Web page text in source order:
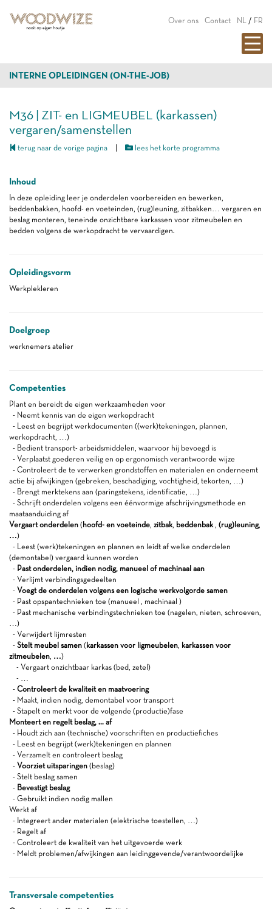
Over ons Contact NL / FR
INTERNE OPLEIDINGEN (ON-THE-JOB)
M36 | ZIT- en LIGMEUBEL (karkassen)
vergaren/samenstellen
terug naar de vorige pagina lees het korte programma
Inhoud
In deze opleiding leer je onderdelen voorbereiden en bewerken,
beddenbakken, hoofd- en voeteinden, (rug)leuning, zitbakken… vergaren en
beslag monteren, teneinde onzichtbare karkassen voor zitmeubelen en
bedden volgens de werkopdracht te vervaardigen.
Opleidingsvorm
Werkplekleren
Doelgroep
werknemers atelier
Competenties
Plant en bereidt de eigen werkzaamheden voor
- Neemt kennis van de eigen werkopdracht
- Leest en begrijpt werkdocumenten ((werk)tekeningen, plannen,
werkopdracht, …)
- Bedient transport- arbeidsmiddelen, waarvoor hij bevoegd is
- Verplaatst goederen veilig en op ergonomisch verantwoorde wijze
- Controleert de te verwerken grondstoffen en materialen en onderneemt
actie bij afwijkingen (gebreken, beschadiging, vochtigheid, tekorten, …)
- Brengt merktekens aan (paringstekens, identificatie, …)
- Schrijft onderdelen volgens een éénvormige afschrijvingsmethode en
maataanduiding af
Vergaart onderdelen (hoofd- en voeteinde, zitbak, beddenbak, (rug)leuning,
…)
- Leest (werk)tekeningen en plannen en leidt af welke onderdelen
(demontabel) vergaard kunnen worden
- Past onderdelen, indien nodig, manueel of machinaal aan
- Verlijmt verbindingsgedeelten
- Voegt de onderdelen volgens een logische werkvolgorde samen
- Past opspantechnieken toe (manueel , machinaal )
- Past mechanische verbindingstechnieken toe (nagelen, nieten, schroeven,
…)
- Verwijdert lijmresten
- Stelt meubel samen (karkassen voor ligmeubelen, karkassen voor
zitmeubelen, …)
- Vergaart onzichtbaar karkas (bed, zetel)
- …
- Controleert de kwaliteit en maatvoering
- Maakt, indien nodig, demontabel voor transport
- Stapelt en merkt voor de volgende (productie)fase
Monteert en regelt beslag, ... af
- Houdt zich aan (technische) voorschriften en productiefiches
- Leest en begrijpt (werk)tekeningen en plannen
- Verzamelt en controleert beslag
- Voorziet uitsparingen (beslag)
- Stelt beslag samen
- Bevestigt beslag
- Gebruikt indien nodig mallen
Werkt af
- Integreert ander materialen (elektrische toestellen, …)
- Regelt af
- Controleert de kwaliteit van het uitgevoerde werk
- Meldt problemen/afwijkingen aan leidinggevende/verantwoordelijke
Transversale competenties